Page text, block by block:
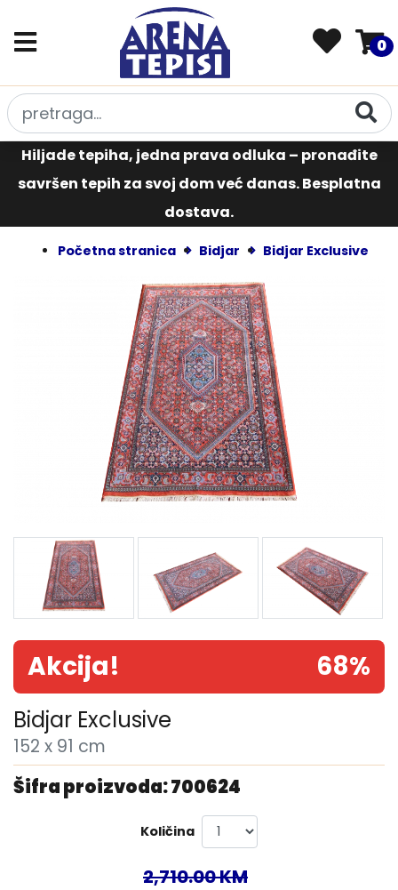
0
Hiljade tepiha, jedna prava odluka – pronađite
savršen tepih za svoj dom već danas. Besplatna
dostava.
Početna stranica Bidjar Bidjar Exclusive
Akcija! 68%
Bidjar Exclusive
152 x 91 cm
Šifra proizvoda: 700624
Količina
2,710.00 KM